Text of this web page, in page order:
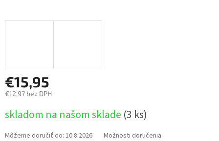
€15,95
€12,97 bez DPH
cena:
skladom na našom sklade (3 ks)
Môžeme doručiť do: 10.8.2026 Možnosti doručenia